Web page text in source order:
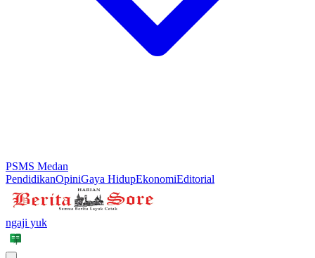
PSMS Medan
PendidikanOpiniGaya HidupEkonomiEditorial
ngaji yuk